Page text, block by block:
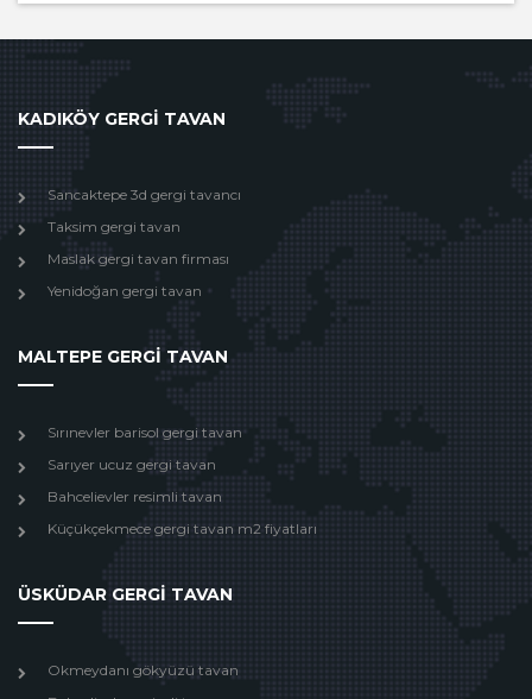
KADIKÖY GERGİ TAVAN
Sancaktepe 3d gergi tavancı
Taksim gergi tavan
Maslak gergi tavan firması
Yenidoğan gergi tavan
MALTEPE GERGİ TAVAN
Sırınevler barisol gergi tavan
Sarıyer ucuz gergi tavan
Bahcelievler resimli tavan
Küçükçekmece gergi tavan m2 fiyatları
ÜSKÜDAR GERGİ TAVAN
Okmeydanı gökyüzü tavan